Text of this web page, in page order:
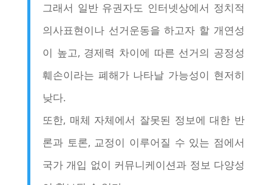
그래서 일반 유권자도 인터넷상에서 정치적
의사표현이나 선거운동을 하고자 할 개연성
이 높고, 경제력 차이에 따른 선거의 공정성
훼손이라는 폐해가 나타날 가능성이 현저히
낮다.
또한, 매체 자체에서 잘못된 정보에 대한 반
론과 토론, 교정이 이루어질 수 있는 점에서
국가 개입 없이 커뮤니케이션과 정보 다양성